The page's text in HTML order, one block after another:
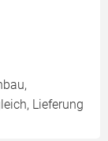
Lieferung